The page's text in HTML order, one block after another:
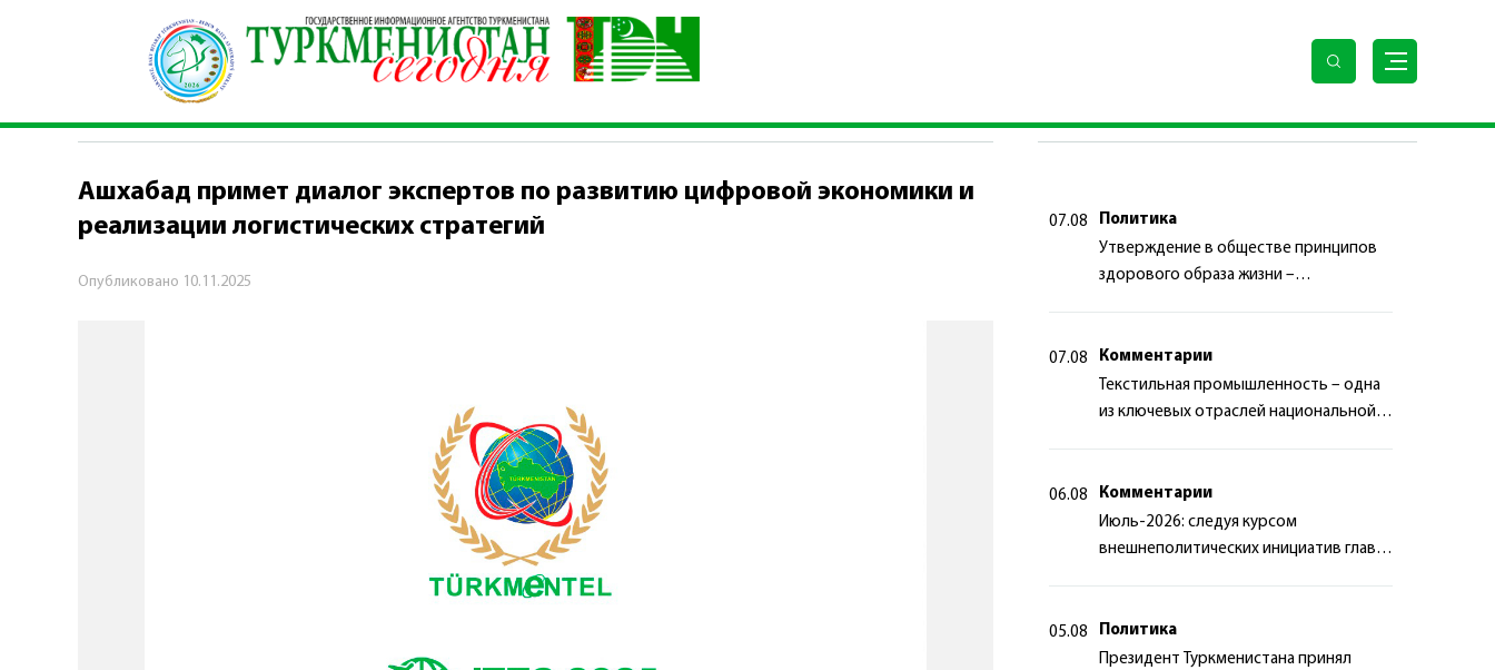
\ Экономика \ Ашхабад примет диалог экспертов по развитию цифровой экономики и реализации логистических стратегий
ЭКОНОМИКА
Ашхабад примет диалог экспертов по развитию цифровой экономики и
реализации логистических стратегий
Опубликовано 10.11.2025
07.08
Политика
Утверждение в обществе принципов
здорового образа жизни –
07.08
Комментарии
Текстильная промышленность – одна
из ключевых отраслей национальной
06.08
Комментарии
Июль-2026: следуя курсом
внешнеполитических инициатив главы
05.08
Политика
Президент Туркменистана принял